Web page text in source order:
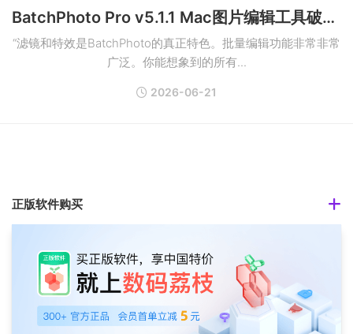
BatchPhoto Pro v5.1.1 Mac图片编辑工具破解版
“滤镜和特效是BatchPhoto的真正特色。批量编辑功能非常非常
广泛。你能想象到的所有...
2026-06-21
正版软件购买